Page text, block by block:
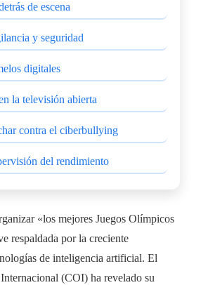
de escena
y seguridad
digitales
la televisión abierta
contra el ciberbullying
del rendimiento
«los mejores Juegos Olímpicos
respaldada por la creciente
de inteligencia artificial. El
(COI) ha revelado su